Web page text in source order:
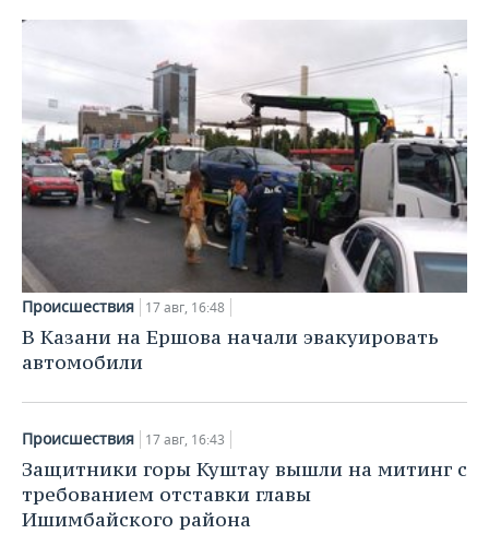
Происшествия 17 авг, 16:48
В Казани на Ершова начали эвакуировать
автомобили
Происшествия 17 авг, 16:43
Защитники горы Куштау вышли на митинг с
требованием отставки главы
Ишимбайского района